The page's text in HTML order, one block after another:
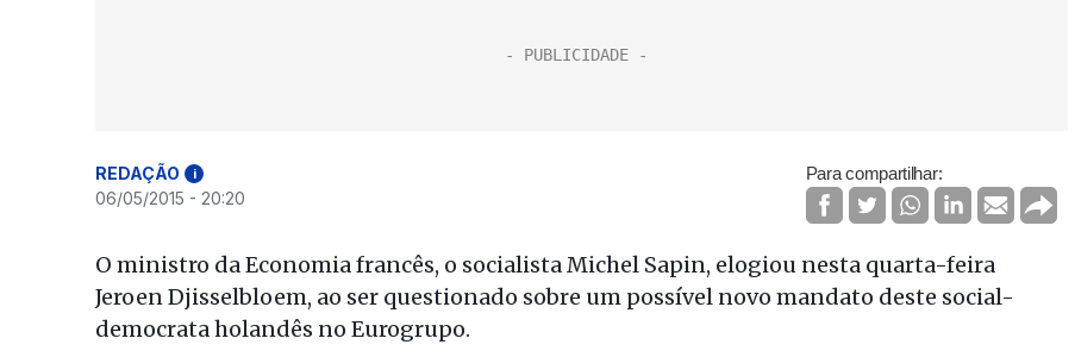
REDAÇÃO i
06/05/2015 - 20:20
Para compartilhar:
O ministro da Economia francês, o socialista Michel Sapin, elogiou nesta quarta-feira
Jeroen Djisselbloem, ao ser questionado sobre um possível novo mandato deste social-
democrata holandês no Eurogrupo.